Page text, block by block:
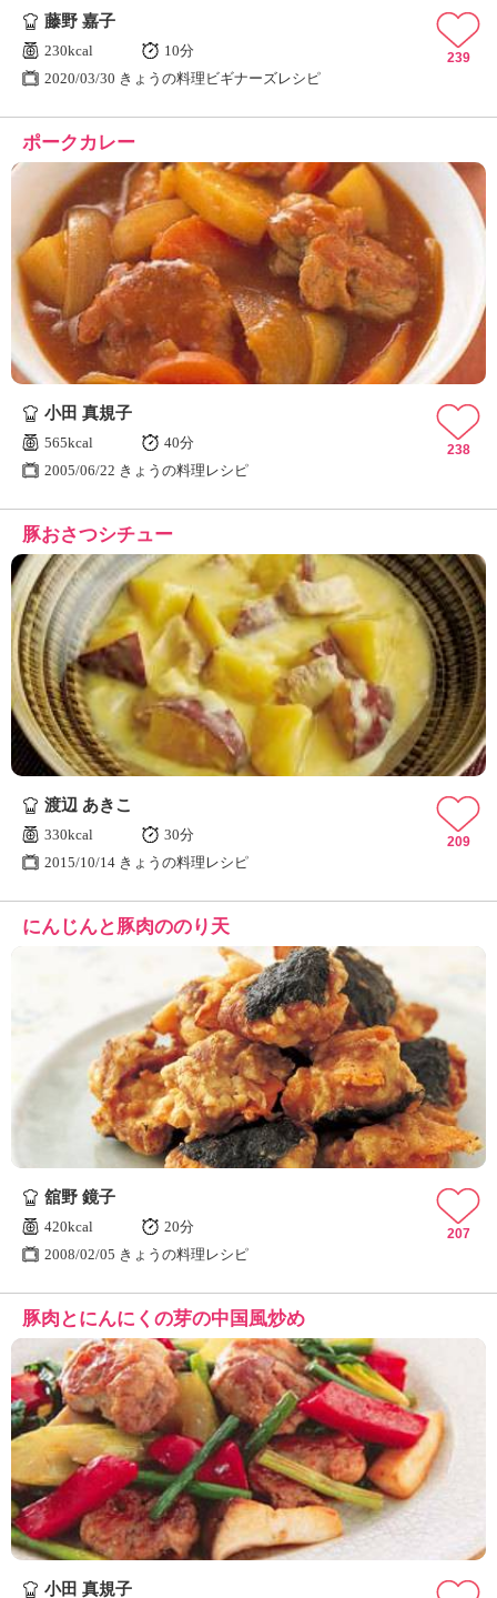
藤野 嘉子
230kcal
10分
2020/03/30 きょうの料理ビギナーズレシピ
239
ポークカレー
小田 真規子
565kcal
40分
2005/06/22 きょうの料理レシピ
238
豚おさつシチュー
渡辺 あきこ
330kcal
30分
2015/10/14 きょうの料理レシピ
209
にんじんと豚肉ののり天
舘野 鏡子
420kcal
20分
2008/02/05 きょうの料理レシピ
207
豚肉とにんにくの芽の中国風炒め
小田 真規子